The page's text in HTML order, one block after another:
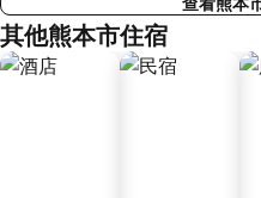
其他熊本市住宿